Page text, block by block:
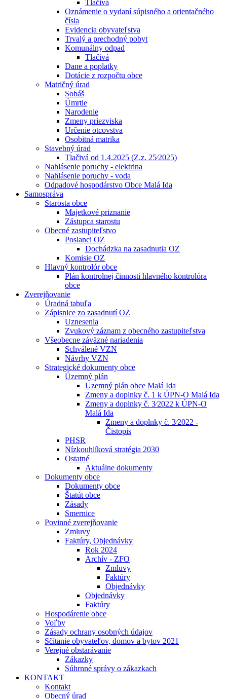
Tlačivá
Oznámenie o vydaní súpisného a orientačného
čísla
Evidencia obyvateľstva
Trvalý a prechodný pobyt
Komunálny odpad
Tlačivá
Dane a poplatky
Dotácie z rozpočtu obce
Matričný úrad
Sobáš
Úmrtie
Narodenie
Zmeny priezviska
Určenie otcovstva
Osobitná matrika
Stavebný úrad
Tlačivá od 1.4.2025 (Z.z. 25⁄2025)
Nahlásenie poruchy - elektrina
Nahlásenie poruchy - voda
Odpadové hospodárstvo Obce Malá Ida
Samospráva
Starosta obce
Majetkové priznanie
Zástupca starostu
Obecné zastupiteľstvo
Poslanci OZ
Dochádzka na zasadnutia OZ
Komisie OZ
Hlavný kontrolór obce
Plán kontrolnej činnosti hlavného kontrolóra
obce
Zverejňovanie
Úradná tabuľa
Zápisnice zo zasadnutí OZ
Uznesenia
Zvukový záznam z obecného zastupiteľstva
Všeobecne záväzné nariadenia
Schválené VZN
Návrhy VZN
Strategické dokumenty obce
Územný plán
Uzemný plán obce Malá Ida
Zmeny a doplnky č. 1 k ÚPN-O Malá Ida
Zmeny a doplnky č. 3⁄2022 k ÚPN-O
Malá Ida
Zmeny a doplnky č. 3⁄2022 -
Čistopis
PHSR
Nízkouhlíková stratégia 2030
Ostatné
Aktuálne dokumenty
Dokumenty obce
Dokumenty obce
Štatút obce
Zásady
Smernice
Povinné zverejňovanie
Zmluvy
Faktúry, Objednávky
Rok 2024
Archív - ZFO
Zmluvy
Faktúry
Objednávky
Objednávky
Faktúry
Hospodárenie obce
Voľby
Zásady ochrany osobných údajov
Sčítanie obyvateľov, domov a bytov 2021
Verejné obstarávanie
Zákazky
Súhrnné správy o zákazkach
KONTAKT
Kontakt
Obecný úrad